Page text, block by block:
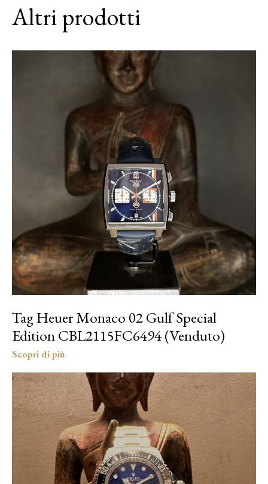
Altri prodotti
Tag Heuer Monaco 02 Gulf Special
Edition CBL2115FC6494 (Venduto)